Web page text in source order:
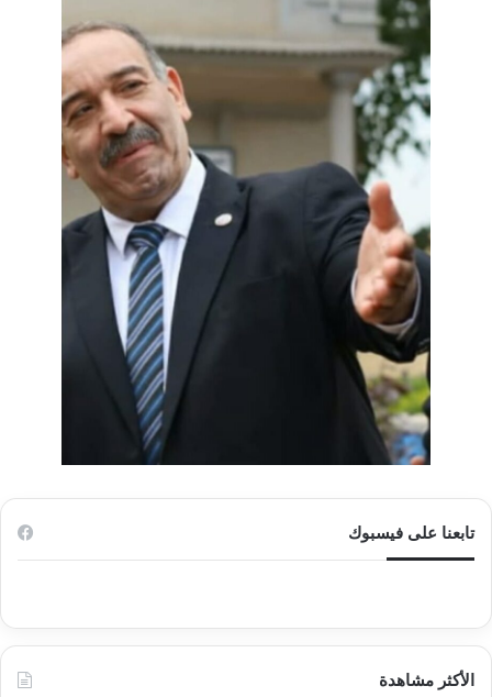
تابعنا على فيسبوك
الأكثر مشاهدة